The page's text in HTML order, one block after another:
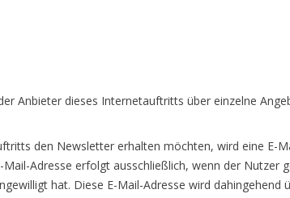
Anbieter dieses Internetauftritts über einzelne
den Newsletter erhalten möchten, wird eine E-
Adresse erfolgt ausschließlich, wenn der Nutzer
hat. Diese E-Mail-Adresse wird dahingehend